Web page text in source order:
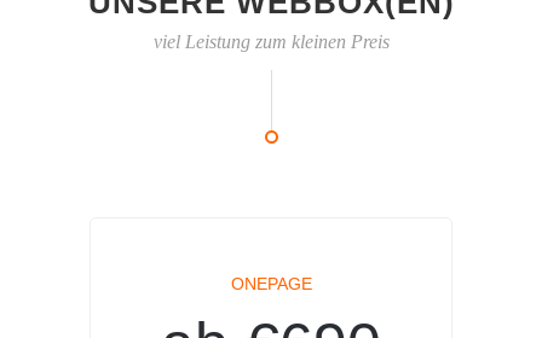
viel Leistung zum kleinen Preis
ONEPAGE